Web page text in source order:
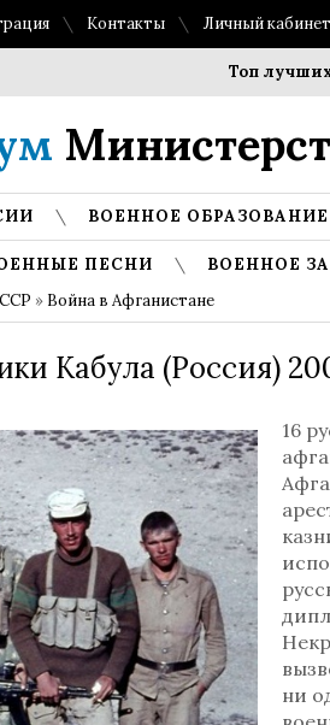
Контакты Личный кабинет
Топ лучших
ВОЕННОЕ ОБРАЗОВАНИЕ
ПЕСНИ ВОЕННОЕ
» Война в Афганистане
Кабула (Россия)
16
ни